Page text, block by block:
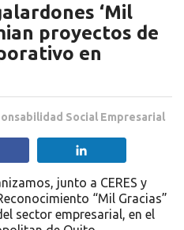
‘Mil
proyectos de
en
Social Empresarial
junto a CERES y
“Mil Gracias”
sector empresarial, en el